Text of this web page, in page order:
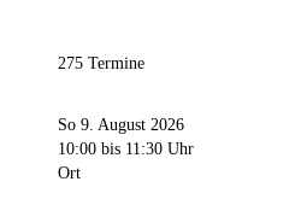
275 Termine
So 9. August 2026
10:00 bis 11:30 Uhr
Ort